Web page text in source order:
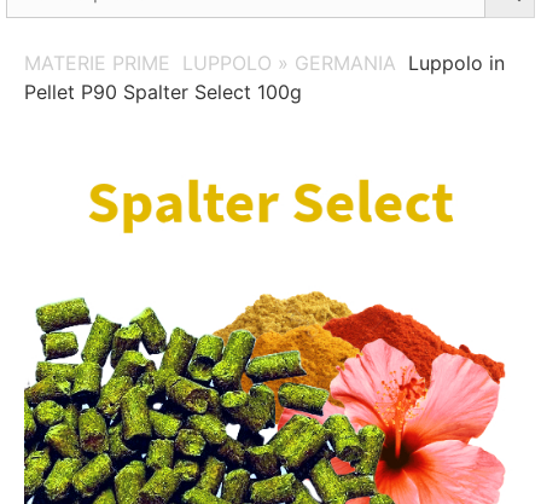
MATERIE PRIME LUPPOLO » GERMANIA Luppolo in
Pellet P90 Spalter Select 100g